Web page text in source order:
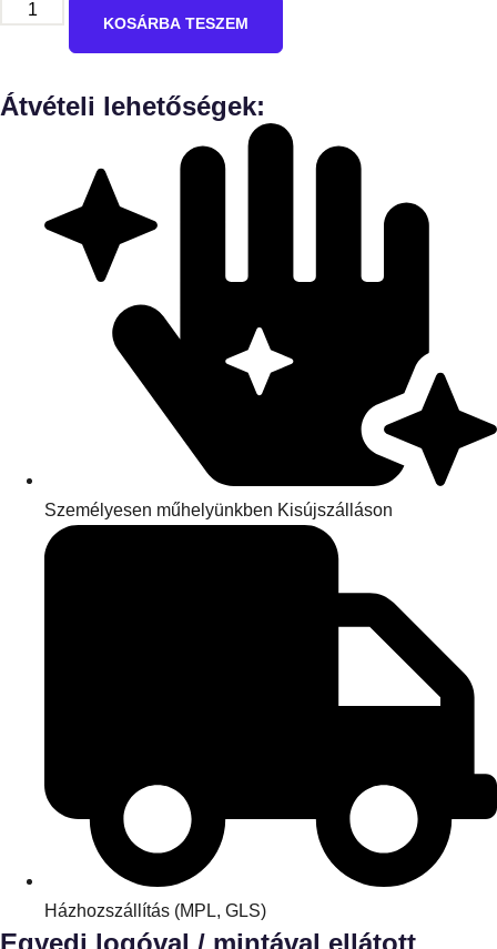
KOSÁRBA TESZEM
Átvételi lehetőségek:
Személyesen műhelyünkben Kisújszálláson
Házhozszállítás (MPL, GLS)